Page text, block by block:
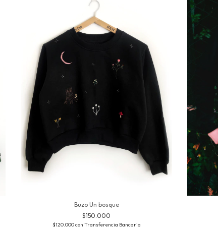
Buzo Un bosque
$150.000
$120.000con Transferencia Bancaria